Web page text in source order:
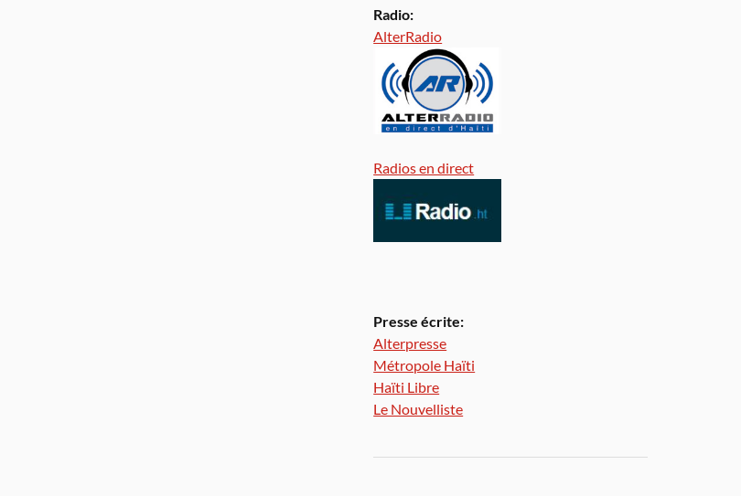
Radio:
AlterRadio
Radios en direct
Presse écrite:
Alterpresse
Métropole Haïti
Haïti Libre
Le Nouvelliste